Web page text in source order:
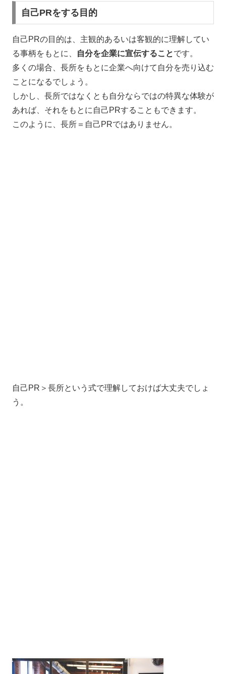
自己PRをする目的
自己PRの目的は、主観的あるいは客観的に理解してい
る事柄をもとに、
自分を企業に宣伝することです。
多くの場合、長所をもとに企業へ向けて自分を売り込む
ことになるでしょう。
しかし、長所ではなくとも自分ならではの特異な体験が
あれば、それをもとに自己PRすることもできます。
このように、長所＝自己PRではありません。
自己PR＞長所という式で理解しておけば大丈夫でしょ
う。